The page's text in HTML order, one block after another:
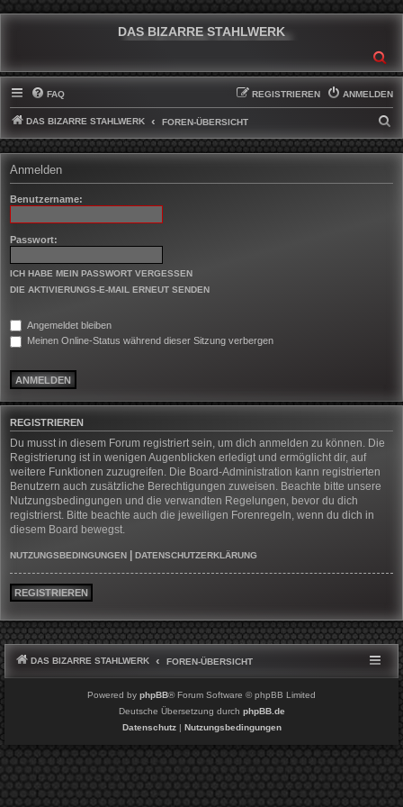
DAS BIZARRE STAHLWERK
FAQ ANMELDEN
REGISTRIEREN
DAS BIZARRE STAHLWERK FOREN-ÜBERSICHT
U
H
Anmelden
Benutzername:
Passwort:
ICH HABE MEIN PASSWORT VERGESSEN
DIE AKTIVIERUNGS-E-MAIL ERNEUT SENDEN
Angemeldet bleiben
Meinen Online-Status während dieser Sitzung verbergen
REGISTRIEREN
Du musst in diesem Forum registriert sein, um dich anmelden zu können. Die
Registrierung ist in wenigen Augenblicken erledigt und ermöglicht dir, auf
weitere Funktionen zuzugreifen. Die Board-Administration kann registrierten
Benutzern auch zusätzliche Berechtigungen zuweisen. Beachte bitte unsere
Nutzungsbedingungen und die verwandten Regelungen, bevor du dich
registrierst. Bitte beachte auch die jeweiligen Forenregeln, wenn du dich in
diesem Board bewegst.
NUTZUNGSBEDINGUNGEN DATENSCHUTZERKLÄRUNG
REGISTRIEREN
DAS BIZARRE STAHLWERK FOREN-ÜBERSICHT
Powered by phpBB® Forum Software © phpBB Limited
Deutsche Übersetzung durch phpBB.de
Datenschutz| Nutzungsbedingungen